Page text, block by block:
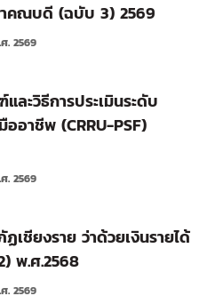
คณบดี (ฉบับ 3) 2569
. 2569
ะวิธีการประเมินระดับ
อาชีพ (CRRU-PSF)
. 2569
เชียงราย ว่าด้วยเงินรายได้
พ.ศ.2568
. 2569